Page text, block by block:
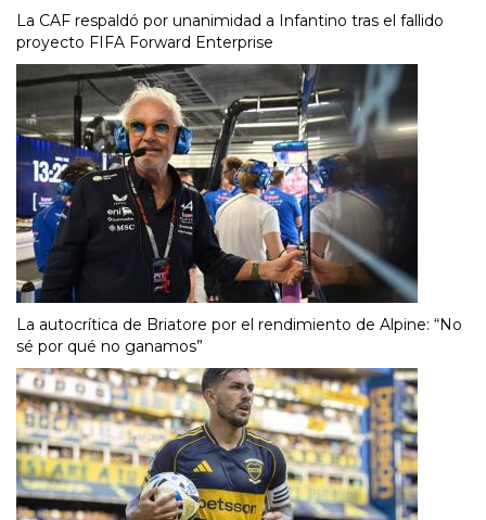
La CAF respaldó por unanimidad a Infantino tras el fallido
proyecto FIFA Forward Enterprise
La autocrítica de Briatore por el rendimiento de Alpine: “No
sé por qué no ganamos”